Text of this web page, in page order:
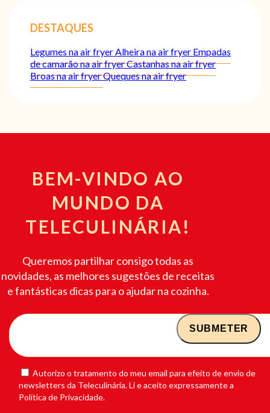
DESTAQUES
Legumes na air fryer Alheira na air fryer Empadas
de camarão na air fryerCastanhas na air fryer
Broas na air fryerQueques na air fryer
BEM-VINDO AO
MUNDO DA
TELECULINÁRIA!
Queremos partilhar consigo todas as
novidades, as melhores sugestões de receitas
e fantásticas dicas para o ajudar na cozinha.
Autorizo o tratamento do meu email para efeito de envio de
newsletters da Teleculinária. Li e aceito expressamente a
Política de Privacidade.